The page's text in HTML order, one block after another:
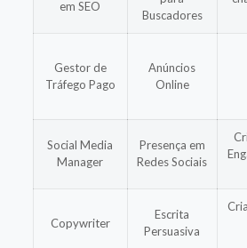
em SEO
Buscadores
Gestor de
Tráfego Pago
Anúncios
Online
Social Media
Manager
Presença em
Redes Sociais
Copywriter
Escrita
Persuasiva